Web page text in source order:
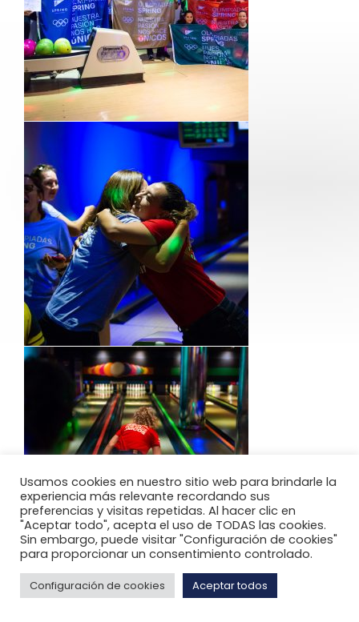
Usamos cookies en nuestro sitio web para brindarle la
experiencia más relevante recordando sus
preferencias y visitas repetidas. Al hacer clic en
"Aceptar todo", acepta el uso de TODAS las cookies.
Sin embargo, puede visitar "Configuración de cookies"
para proporcionar un consentimiento controlado.
Configuración de cookies Aceptar todos